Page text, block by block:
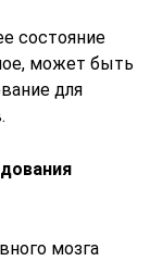
состояние
может быть
для
мозга